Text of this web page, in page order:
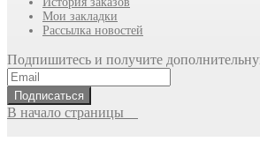
Мои закладки
Рассылка новостей
Подпишитесь и получите
Подписаться
В начало страницы